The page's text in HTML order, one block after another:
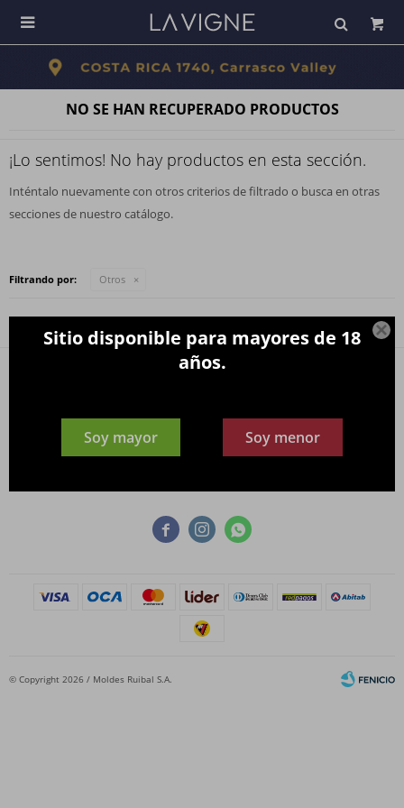

Sitio disponible para mayores de 18
años.
Soy mayor Soy menor

NO SE HAN RECUPERADO PRODUCTOS
¡Lo sentimos! No hay productos en esta sección.
Inténtalo nuevamente con otros criterios de filtrado o busca en otras
secciones de nuestro catálogo.
Filtrando por: Otros
  
¡Suscribite y recibí todas nuestras novedades!
SUSCRIBIRME
© Copyright 2026 / Moldes Ruibal S.A.